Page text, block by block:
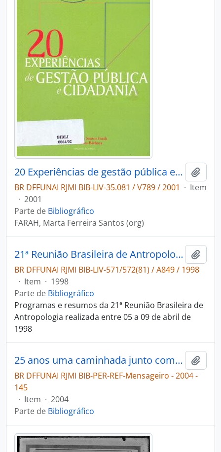
20 Experiências de gestão pública e cidadania
BR DFFUNAI RJMI BIB-LIV-35.081 / V789 / 2001 · Item
· 2001
Parte de Bibliográfico
FARAH, Marta Ferreira Santos (org)
21ª Reunião Brasileira de Antropologia: 1ª Reunião Internacional de Teoria Arqueológica na América do Sul.
BR DFFUNAI RJMI BIB-LIV-571/572(81) / A849 / 1998
· Item · 1998
Parte de Bibliográfico
Programas e resumos da 21ª Reunião Brasileira de
Antropologia realizada entre 05 a 09 de abril de
1998
25 anos uma caminhada junto com vocês [Mensageiro]
BR DFFUNAI RJMI BIB-PER-REF-Mensageiro - 2004 -
145
· Item · 2004
Parte de Bibliográfico